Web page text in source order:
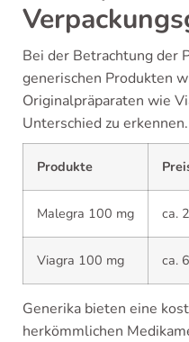
Bei der Betrachtung der
generischen Produkten
Originalpräparaten wie
Unterschied zu erkennen.
Produkte
Malegra 100 mg ca.
Viagra 100 mg ca.
Generika bieten eine
herkömmlichen